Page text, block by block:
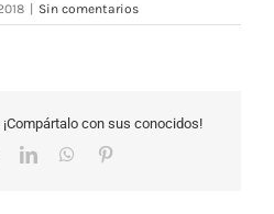
Sin comentarios
con sus conocidos!
LinkedInWhatsApp